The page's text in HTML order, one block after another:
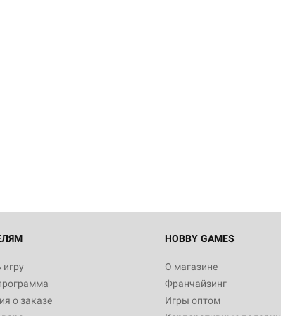
о заказе
HOBBY GAMES
О магазине
Франчайзинг
Игры оптом